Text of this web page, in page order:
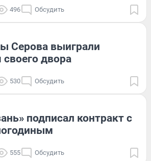
496 Обсудить
Серова выиграли
своего двора
530 Обсудить
подписал контракт с
555 Обсудить